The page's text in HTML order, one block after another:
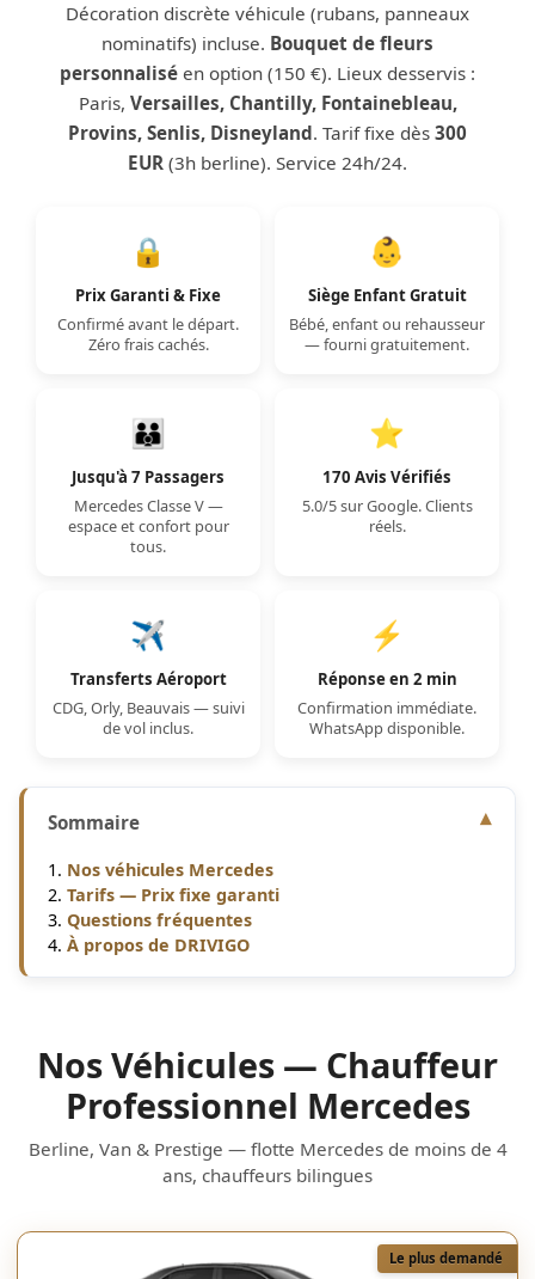
Décoration discrète véhicule (rubans, panneaux
nominatifs) incluse. Bouquet de fleurs
personnalisé en option (150 €). Lieux desservis :
Paris, Versailles, Chantilly, Fontainebleau,
Provins, Senlis, Disneyland. Tarif fixe dès 300
EUR (3h berline). Service 24h/24.
🔒
Prix Garanti & Fixe
Confirmé avant le départ.
Zéro frais cachés.
👶
Siège Enfant Gratuit
Bébé, enfant ou rehausseur
— fourni gratuitement.
👪
Jusqu'à 7 Passagers
Mercedes Classe V —
espace et confort pour
tous.
⭐
170 Avis Vérifiés
5.0/5 sur Google. Clients
réels.
✈️
Transferts Aéroport
CDG, Orly, Beauvais — suivi
de vol inclus.
⚡
Réponse en 2 min
Confirmation immédiate.
WhatsApp disponible.
Sommaire
Nos véhicules Mercedes
Tarifs — Prix fixe garanti
Questions fréquentes
À propos de DRIVIGO
Nos Véhicules — Chauffeur
Professionnel Mercedes
Berline, Van & Prestige — flotte Mercedes de moins de 4
ans, chauffeurs bilingues
Le plus demandé